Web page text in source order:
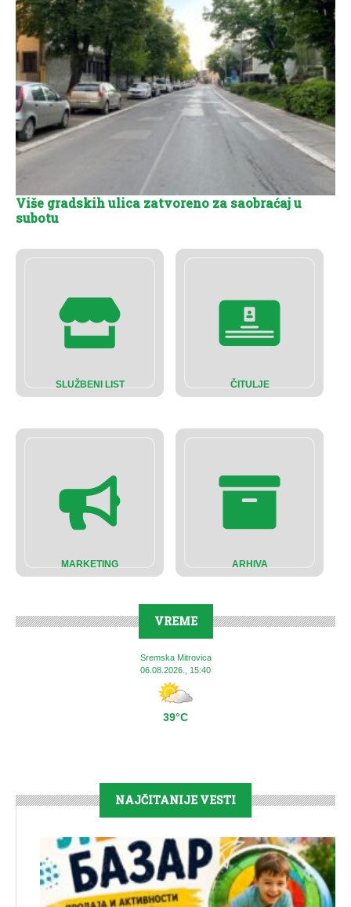
SLUŽBENI LIST ČITULJE
MARKETING ARHIVA
VREME
Sremska Mitrovica
06.08.2026., 15:40
39°C
Više gradskih ulica zatvoreno za saobraćaj u
subotu
NAJČITANIJE VESTI